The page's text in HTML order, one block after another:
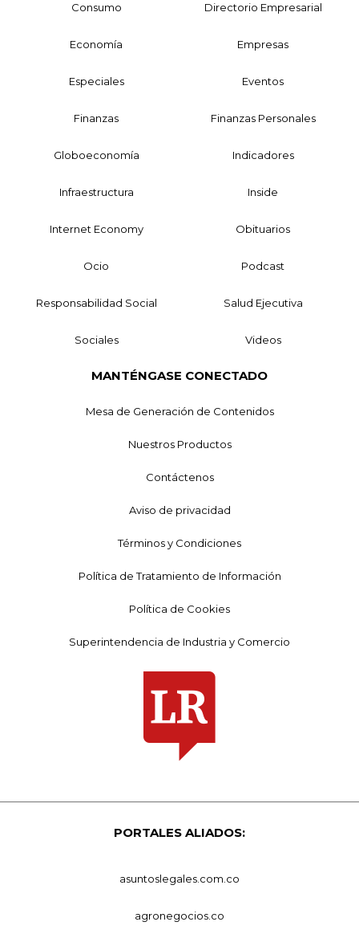
Consumo Directorio Empresarial
Economía Empresas
Especiales Eventos
Finanzas Finanzas Personales
Globoeconomía Indicadores
Infraestructura Inside
Internet Economy Obituarios
Ocio Podcast
Responsabilidad Social Salud Ejecutiva
Sociales Videos
MANTÉNGASE CONECTADO
Mesa de Generación de Contenidos
Nuestros Productos
Contáctenos
Aviso de privacidad
Términos y Condiciones
Política de Tratamiento de Información
Política de Cookies
Superintendencia de Industria y Comercio
PORTALES ALIADOS:
asuntoslegales.com.co
agronegocios.co